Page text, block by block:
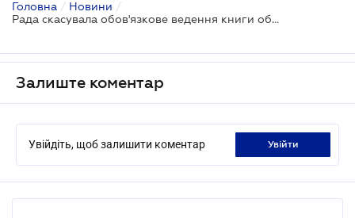
Головна / Новини /
Рада скасувала обов'язкове ведення книги обліку доходів для ФОП-спрощенців
Залиште коментар
Увійдіть, щоб залишити коментар увійти